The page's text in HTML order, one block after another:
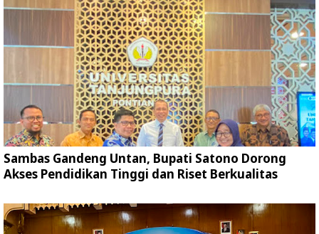
Sambas Gandeng Untan, Bupati Satono Dorong
Akses Pendidikan Tinggi dan Riset Berkualitas